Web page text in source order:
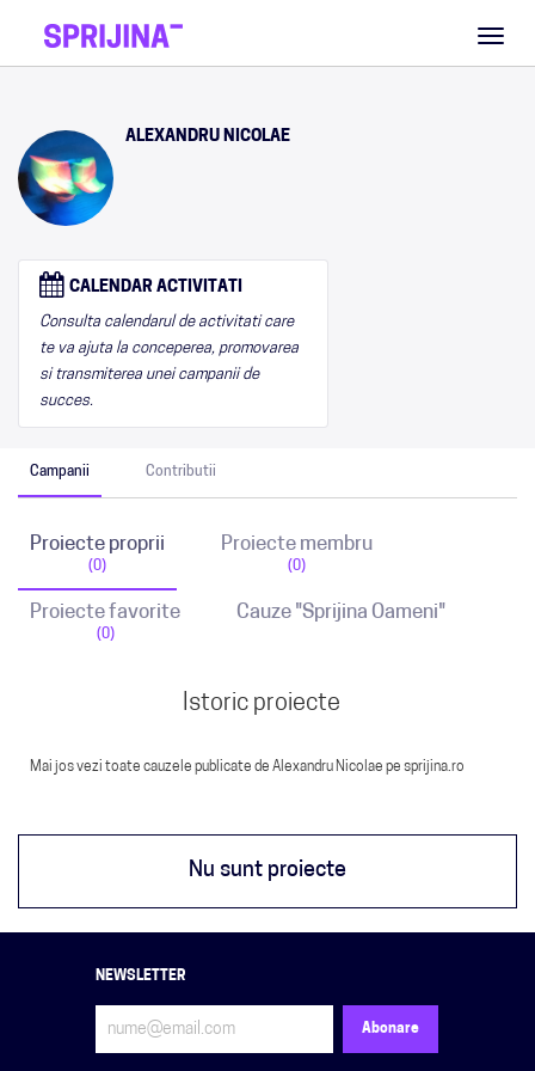
ALEXANDRU NICOLAE
CALENDAR ACTIVITATI
Consulta calendarul de activitati care
te va ajuta la conceperea, promovarea
si transmiterea unei campanii de
succes.
Campanii Contributii
Proiecte proprii
(0)
Proiecte membru
(0)
Proiecte favorite
(0)
Cauze "Sprijina Oameni"
Istoric proiecte
Mai jos vezi toate cauzele publicate de Alexandru Nicolae pe sprijina.ro
Nu sunt proiecte
NEWSLETTER